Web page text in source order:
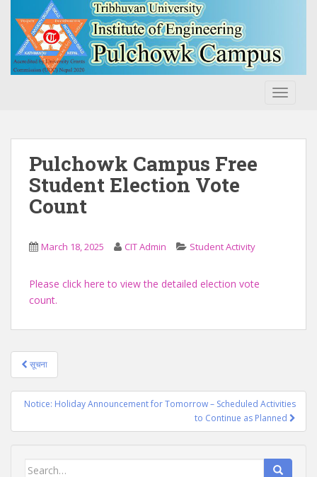
Pulchowk Campus Free
Student Election Vote
Count
March 18, 2025 CIT Admin Student Activity
Please click here to view the detailed election vote
count.
Post
navigation
सूचना
Notice: Holiday Announcement for Tomorrow – Scheduled Activities
to Continue as Planned
Search